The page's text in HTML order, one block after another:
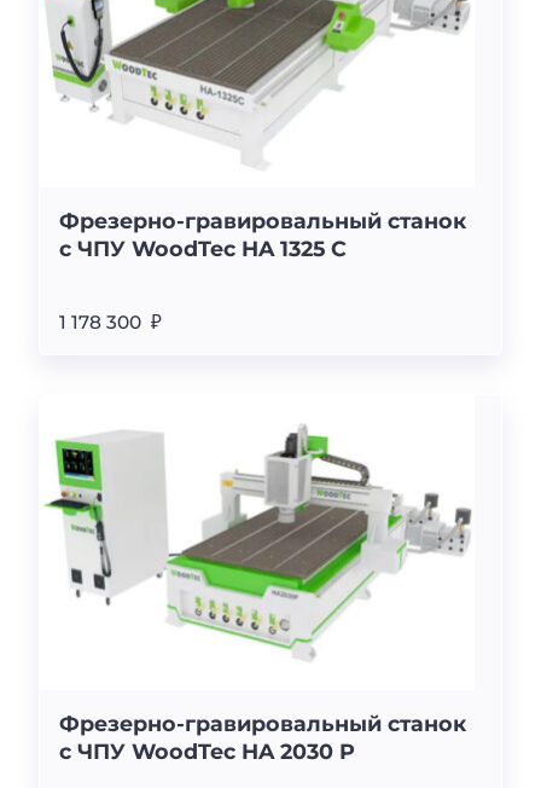
Фрезерно-гравировальный станок
с ЧПУ WoodTec HA 1325 C
1 178 300 ₽
Фрезерно-гравировальный станок
с ЧПУ WoodTec HA 2030 P